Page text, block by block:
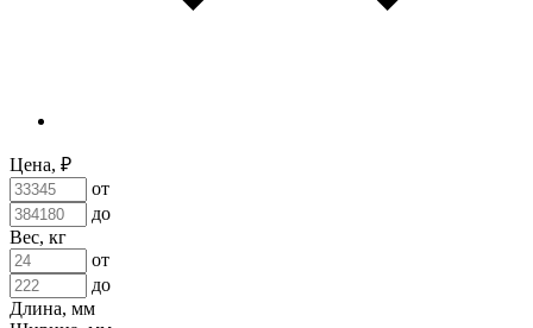
Цена, ₽
от
до
Вес, кг
от
до
Длина, мм